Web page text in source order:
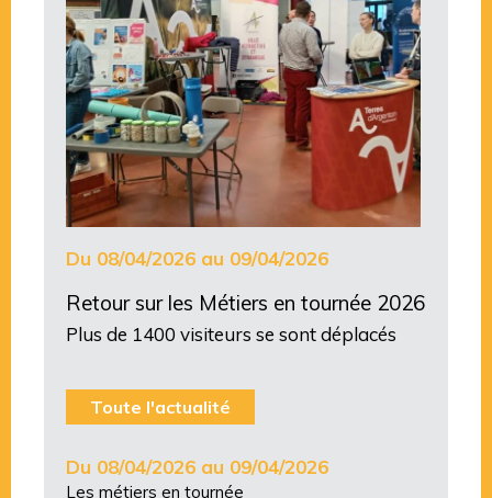
Du 08/04/2026 au 09/04/2026
Retour sur les Métiers en tournée 2026
Plus de 1400 visiteurs se sont déplacés
Toute l'actualité
Du 08/04/2026 au 09/04/2026
Les métiers en tournée